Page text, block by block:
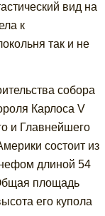
вид на
к
так и не
собора
Карлоса V
и Главнейшего
состоит из
длиной 54
площадь
его купола